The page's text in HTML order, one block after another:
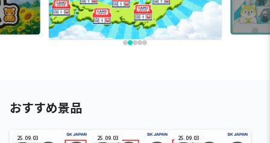
おすすめ景品
25.09.03 25.09.03 25.09.03